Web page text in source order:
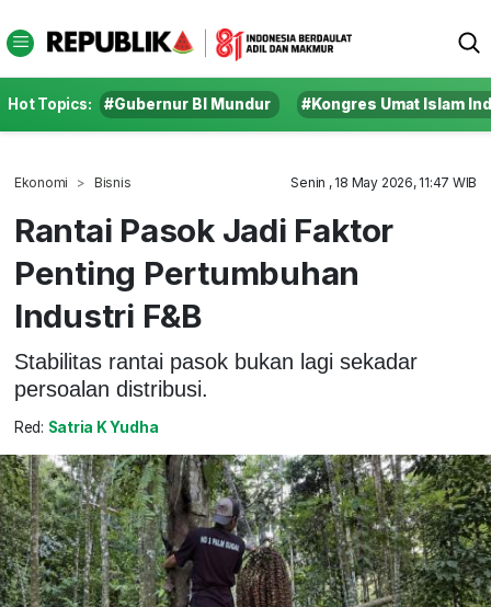
Hot Topics: #Gubernur BI Mundur #Kongres Umat Islam
Ekonomi Bisnis Senin , 18 May 2026, 11:47 WIB
Rantai Pasok Jadi Faktor
Penting Pertumbuhan
Industri F&B
Stabilitas rantai pasok bukan lagi sekadar
persoalan distribusi.
Red: Satria K Yudha